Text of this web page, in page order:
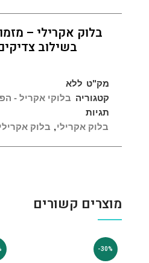
בלוק אקרילי –
בשילוב צדיקים
מק"ט ללא
קטגוריה בלוקי אקריל -
תגיות
בלוק אקרילי, בלוק
מוצרים קשורים
-30%